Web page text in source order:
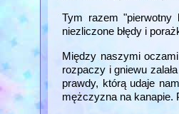
Tym razem "pierwotny
niezliczone błędy i
Między naszymi
rozpaczy i gniewu
prawdy, którą udaje
mężczyzna na kanapie.